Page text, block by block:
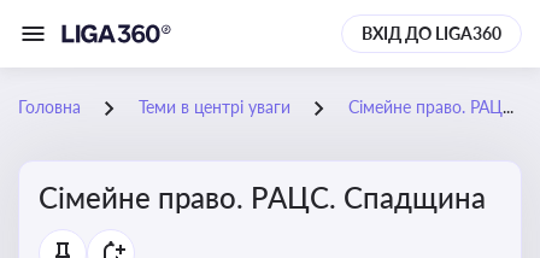
ВХІД ДО LIGA360
Головна Теми в центрі уваги Сімейне право. РАЦС. Спадщина
Сімейне право. РАЦС. Спадщина